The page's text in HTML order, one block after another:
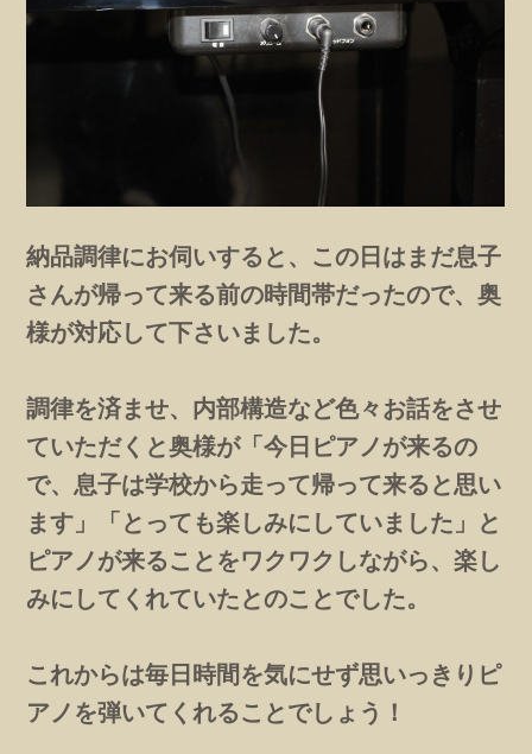
納品調律にお伺いすると、この日はまだ息子
さんが帰って来る前の時間帯だったので、奥
様が対応して下さいました。
調律を済ませ、内部構造など色々お話をさせ
ていただくと奥様が「今日ピアノが来るの
で、息子は学校から走って帰って来ると思い
ます」「とっても楽しみにしていました」と
ピアノが来ることをワクワクしながら、楽し
みにしてくれていたとのことでした。
これからは毎日時間を気にせず思いっきりピ
アノを弾いてくれることでしょう！